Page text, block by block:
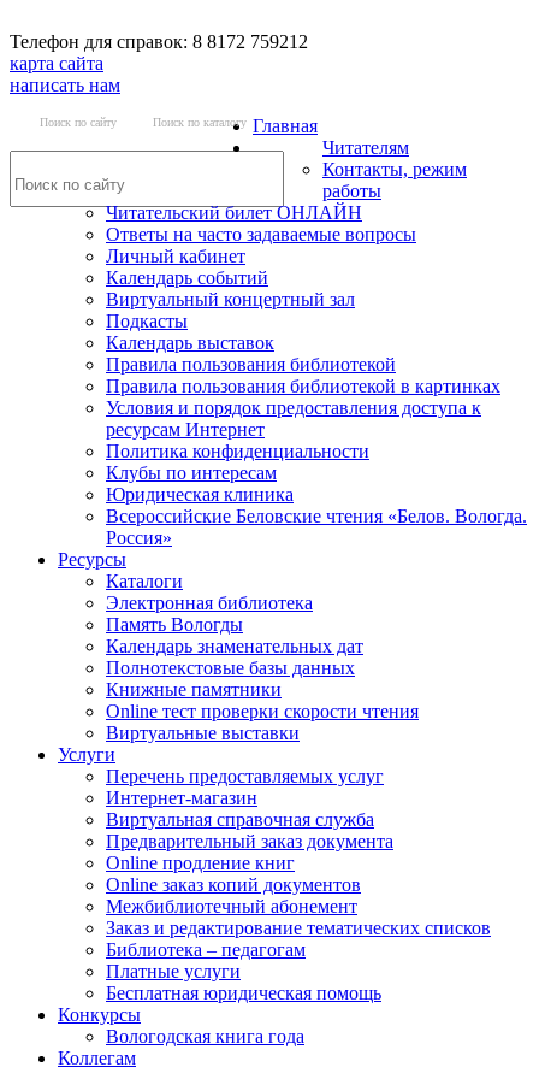
Телефон для справок: 8 8172 759212
карта сайта
написать нам
Поиск по сайту Поиск по каталогу Главная
Читателям
Контакты, режим
работы
Читательский билет ОНЛАЙН
Ответы на часто задаваемые вопросы
Личный кабинет
Календарь событий
Виртуальный концертный зал
Подкасты
Календарь выставок
Правила пользования библиотекой
Правила пользования библиотекой в картинках
Условия и порядок предоставления доступа к
ресурсам Интернет
Политика конфиденциальности
Клубы по интересам
Юридическая клиника
Всероссийские Беловские чтения «Белов. Вологда.
Россия»
Ресурсы
Каталоги
Электронная библиотека
Память Вологды
Календарь знаменательных дат
Полнотекстовые базы данных
Книжные памятники
Online тест проверки скорости чтения
Виртуальные выставки
Услуги
Перечень предоставляемых услуг
Интернет-магазин
Виртуальная справочная служба
Предварительный заказ документа
Online продление книг
Online заказ копий документов
Межбиблиотечный абонемент
Заказ и редактирование тематических списков
Библиотека – педагогам
Платные услуги
Бесплатная юридическая помощь
Конкурсы
Вологодская книга года
Коллегам